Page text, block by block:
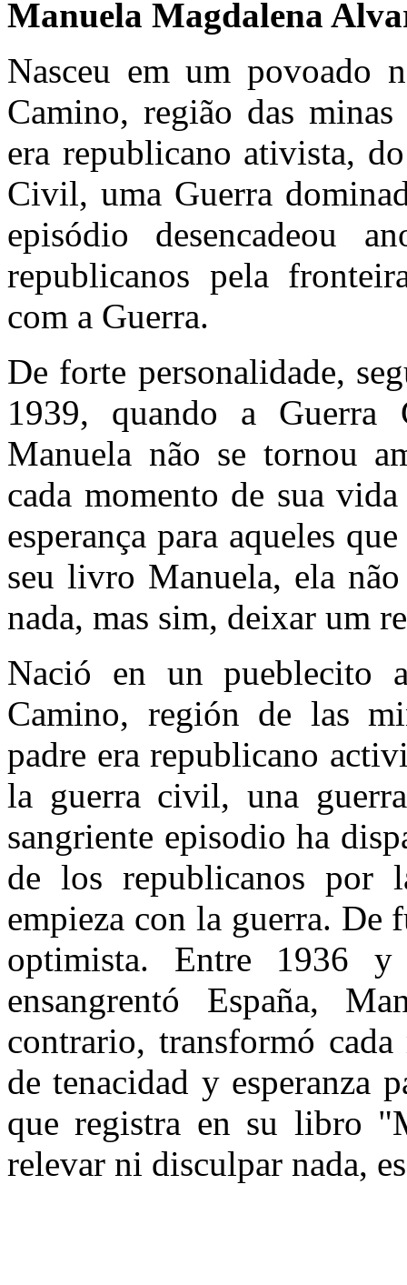
Manuela Magdalena
Nasceu em um povoado
Camino, região das
era republicano ativista,
Civil, uma Guerra
episódio desencadeou
republicanos pela
com a Guerra.
De forte personalidade,
1939, quando a Guerra
Manuela não se tornou
cada momento de sua
esperança para aqueles
seu livro Manuela, ela
nada, mas sim, deixar um
Nació en un pueblecito
Camino, región de las
padre era republicano
la guerra civil, una
sangriente episodio ha
de los republicanos por
empieza con la guerra. De
optimista. Entre 1936
ensangrentó España,
contrario, transformó
de tenacidad y esperanza
que registra en su libro
relevar ni disculpar nada,